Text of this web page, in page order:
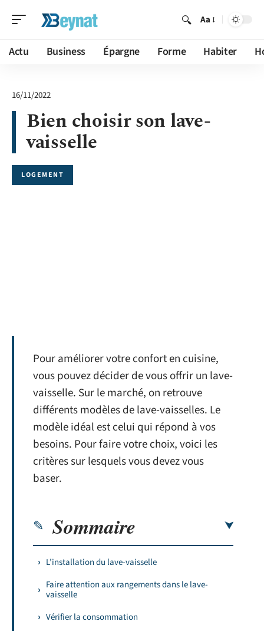
Aa
Actu Business Épargne Forme Habiter
16/11/2022
Bien choisir son lave-
vaisselle
LOGEMENT
Pour améliorer votre confort en cuisine,
vous pouvez décider de vous offrir un lave-
vaisselle. Sur le marché, on retrouve
différents modèles de lave-vaisselles. Le
modèle idéal est celui qui répond à vos
besoins. Pour faire votre choix, voici les
critères sur lesquels vous devez vous
baser.
Sommaire
L’installation du lave-vaisselle
Faire attention aux rangements dans le lave-
vaisselle
Vérifier la consommation